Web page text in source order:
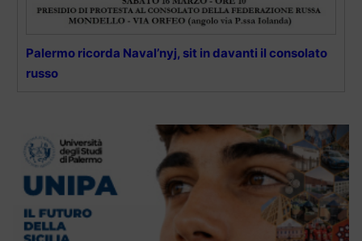
Palermo ricorda Naval’nyj, sit in davanti il consolato
russo